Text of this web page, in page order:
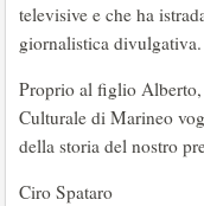
televisive e che ha
giornalistica divulgativa.
Proprio al figlio
Culturale di Marineo
della storia del nostro
Ciro Spataro